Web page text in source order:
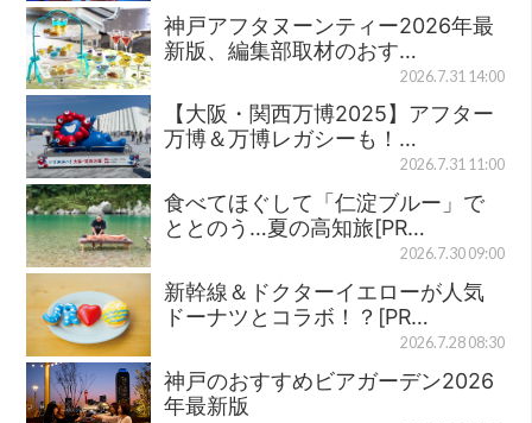
神戸アフタヌーンティー2026年最
新版、編集部取材のおす…
2026.7.31 14:00
【大阪・関西万博2025】アフター
万博＆万博レガシーも！…
2026.7.31 11:00
食べてほぐして「仁淀ブルー」で
ととのう…夏の高知旅[PR…
2026.7.30 09:00
新幹線＆ドクターイエローが人気
ドーナツとコラボ！？[PR…
2026.7.28 08:30
神戸のおすすめビアガーデン2026
年最新版